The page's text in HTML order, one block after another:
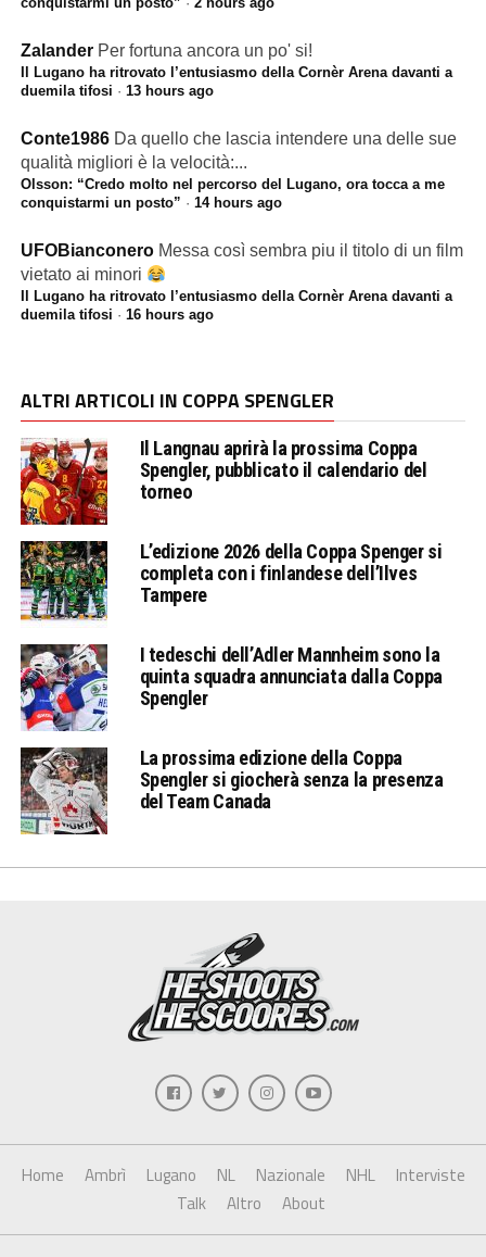
Zalander Per fortuna ancora un po' si!
Il Lugano ha ritrovato l’entusiasmo della Cornèr Arena davanti a
duemila tifosi · 13 hours ago
Conte1986 Da quello che lascia intendere una delle sue
qualità migliori è la velocità:...
Olsson: “Credo molto nel percorso del Lugano, ora tocca a me
conquistarmi un posto” · 14 hours ago
UFOBianconero Messa così sembra piu il titolo di un film
vietato ai minori
Il Lugano ha ritrovato l’entusiasmo della Cornèr Arena davanti a
duemila tifosi · 16 hours ago
ALTRI ARTICOLI IN COPPA SPENGLER
Il Langnau aprirà la prossima Coppa
Spengler, pubblicato il calendario del
torneo
L’edizione 2026 della Coppa Spenger si
completa con i finlandese dell’Ilves
Tampere
I tedeschi dell’Adler Mannheim sono la
quinta squadra annunciata dalla Coppa
Spengler
La prossima edizione della Coppa
Spengler si giocherà senza la presenza
del Team Canada
Home Ambrì Lugano NL Nazionale NHL
Interviste
Talk
Altro About